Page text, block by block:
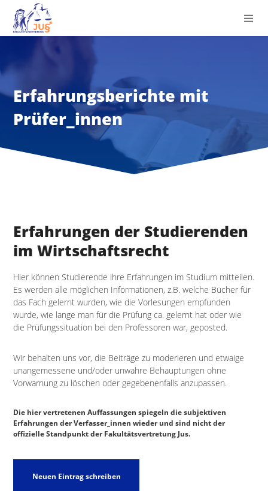
Erfahrungsberichte mit
Prüfer_innen
Erfahrungen der Studierenden
im Wirtschaftsrecht
Hier können Studierende ihre Erfahrungen im Studium mitteilen.
Es werden alle möglichen Informationen, z.B. welche Bücher für
das Fach gelernt wurden, wie die Vorlesungen empfunden
wurde, wie lange man für die Prüfung ca. gelernt hat oder wie
die Prüfungssituation bei den Professoren war, geposted.
Wir behalten uns vor, die Beiträge zu moderieren und etwaige
unangemessene und/oder unwahre Behauptungen ohne
Vorwarnung zu löschen oder gegebenenfalls anzupassen.
Die hier vertretenen Auffassungen spiegeln die subjektiven
Erfahrungen der Verfasser_innen wieder und sind nicht der
offizielle Standpunkt der Fakultätsvertretung Jus.